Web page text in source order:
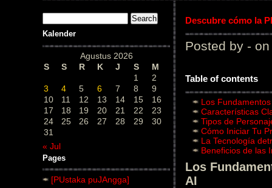
Kalender
Agustus 2026
S
S R K J S
M
1
2
3
4 5 6 7 8
9
10
11 12 13 14 15
16
17
18 19 20 21 22
23
24
25 26 27 28 29
30
31
« Jul
Pages
[PUstaka puJAngga]
Descubre cómo la
Posted by - on
Table of contents
Los
Características
Tipos de
Cómo Iniciar Tu
La Tecnología
Beneficios de las
Los
AI